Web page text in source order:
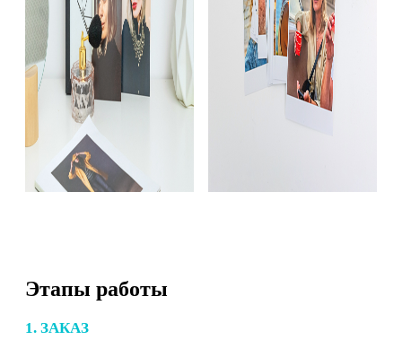
Этапы работы
1. ЗАКАЗ